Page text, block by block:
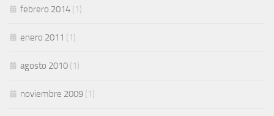
febrero 2014 (1)
enero 2011 (1)
agosto 2010 (1)
noviembre 2009 (1)